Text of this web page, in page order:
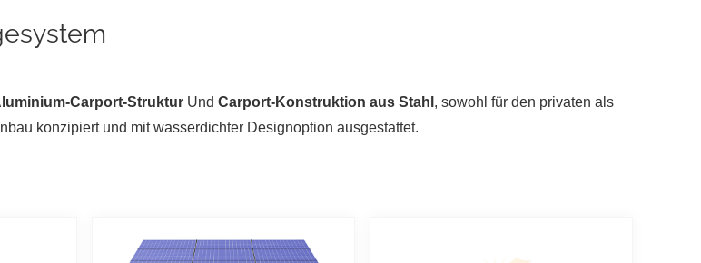
Carport-Struktur Und Carport-Konstruktion aus Stahl , sowohl für den privaten als
konzipiert und mit wasserdichter Designoption ausgestattet.